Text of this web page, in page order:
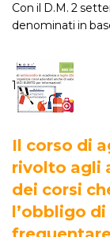
Con il D.M. 2
denominati in
1
Il corso di
rivolto agli
dei corsi
l’obbligo